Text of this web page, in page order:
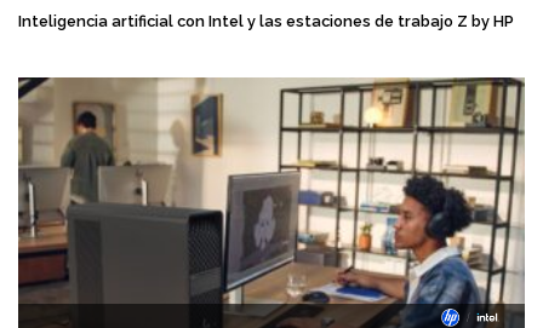
Inteligencia artificial con Intel y las estaciones de trabajo Z by HP